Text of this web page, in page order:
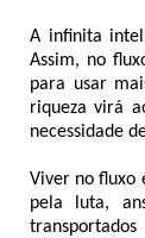
A infinita
Assim, no
para usar
riqueza virá
necessidade
Viver no fluxo
pela luta,